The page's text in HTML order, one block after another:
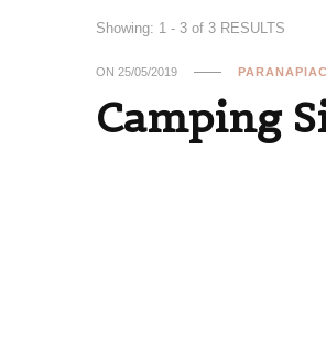
Showing: 1 - 3 of 3 RESULTS
ON25/05/2019
Camping